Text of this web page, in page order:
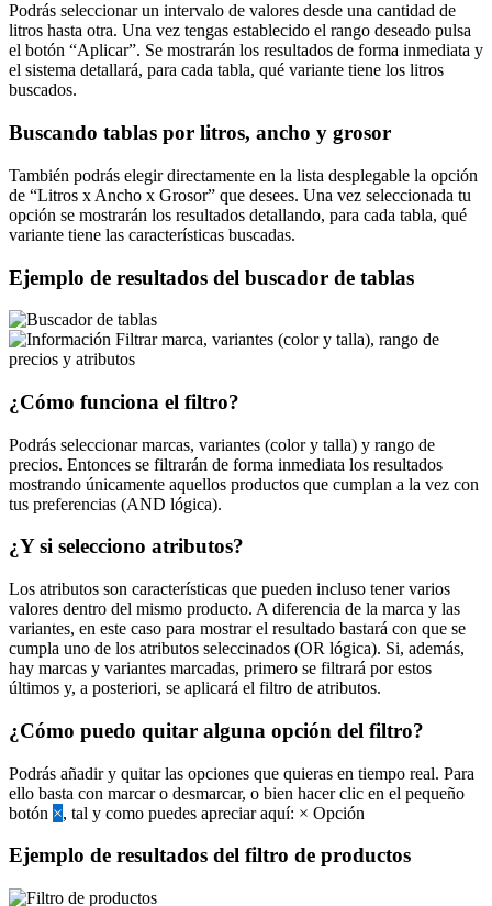
Podrás seleccionar un intervalo de valores desde una cantidad de
litros hasta otra. Una vez tengas establecido el rango deseado pulsa
el botón
Aplicar . Se mostrarán los resultados de forma inmediata y
el sistema detallará, para cada tabla, qué variante tiene los litros
buscados.
Buscando tablas por litros, ancho y grosor
También podrás elegir directamente en la lista desplegable la opción
de
Litros x Ancho x Grosor
que desees. Una vez seleccionada tu
opción se mostrarán los resultados detallando, para cada tabla, qué
variante tiene las características buscadas.
Ejemplo de resultados del buscador de tablas
Filtrar marca, variantes (color y talla), rango de
precios y atributos
¿Cómo funciona el filtro?
Podrás seleccionar marcas, variantes (color y talla) y rango de
precios. Entonces se filtrarán de forma inmediata los resultados
mostrando únicamente aquellos productos que cumplan a la vez con
tus preferencias (AND lógica).
¿Y si selecciono atributos?
Los atributos son características que pueden incluso tener varios
valores dentro del mismo producto. A diferencia de la marca y las
variantes, en este caso para mostrar el resultado bastará con que se
cumpla uno de los atributos seleccinados (OR lógica). Si, además,
hay marcas y variantes marcadas, primero se filtrará por estos
últimos y, a posteriori, se aplicará el filtro de atributos.
¿Cómo puedo quitar alguna opción del filtro?
Podrás añadir y quitar las opciones que quieras en tiempo real. Para
ello basta con marcar o desmarcar, o bien hacer clic en el pequeño
botón ×, tal y como puedes apreciar aquí: × Opción
Ejemplo de resultados del filtro de productos